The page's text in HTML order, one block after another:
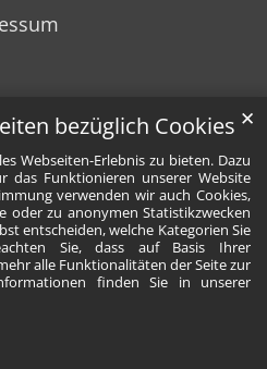
bezüglich Cookies
Webseiten-Erlebnis zu bieten. Dazu
das Funktionieren unserer Website
verwenden wir auch Cookies,
oder zu anonymen Statistikzwecken
entscheiden, welche Kategorien Sie
Sie, dass auf Basis Ihrer
alle Funktionalitäten der Seite zur
finden Sie in unserer
✕